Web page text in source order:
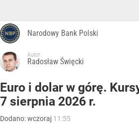
Narodowy Bank Polski
Autor:
Radosław Święcki
Euro i dolar w górę.
7 sierpnia 2026 r.
Dodano:wczoraj 11:55